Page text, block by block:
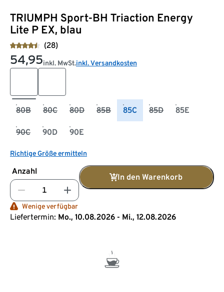
TRIUMPH Sport-BH Triaction Energy
Lite P EX, blau
(28)
54,95inkl. MwSt.inkl. Versandkosten
80B 80C 80D 85B 85C 85D 85E
90C 90D 90E
Richtige Größe ermitteln
Anzahl
In den Warenkorb
Wenige verfügbar
Liefertermin: Mo., 10.08.2026 - Mi., 12.08.2026